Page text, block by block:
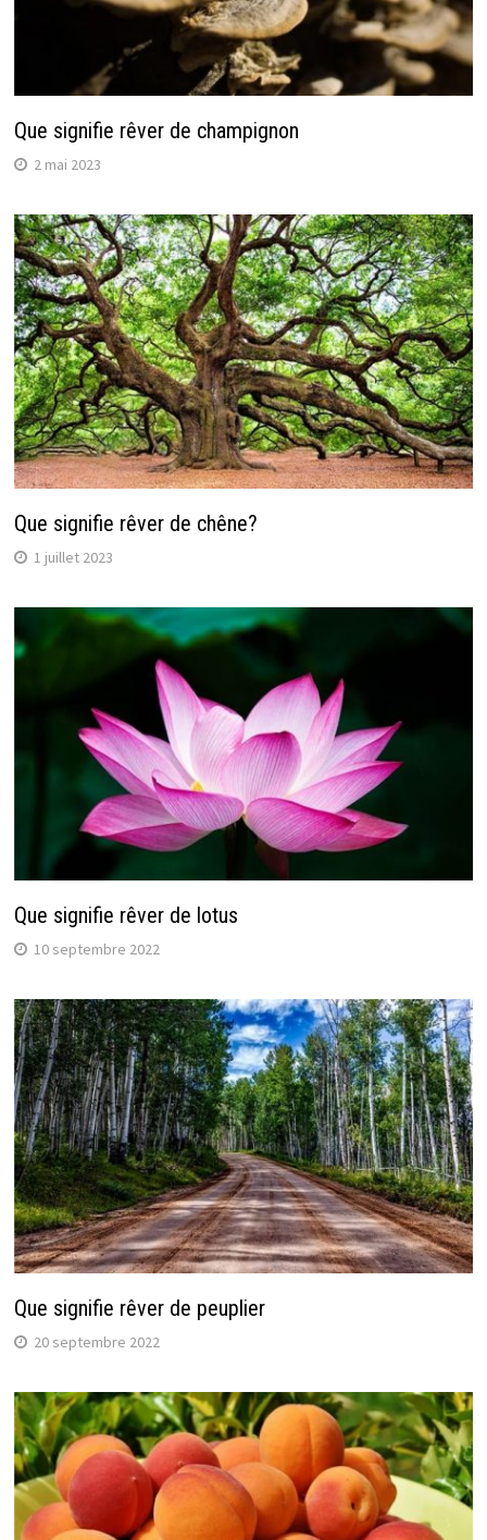
Que signifie rêver de champignon
2 mai 2023
Que signifie rêver de chêne?
1 juillet 2023
Que signifie rêver de lotus
10 septembre 2022
Que signifie rêver de peuplier
20 septembre 2022